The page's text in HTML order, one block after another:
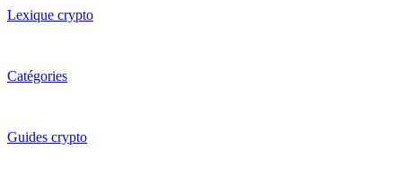
Lexique crypto
Catégories
Guides crypto